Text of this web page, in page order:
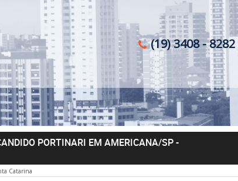
(19) 3408 -
PORTINARI EM AMERICANA/SP-
Catarina